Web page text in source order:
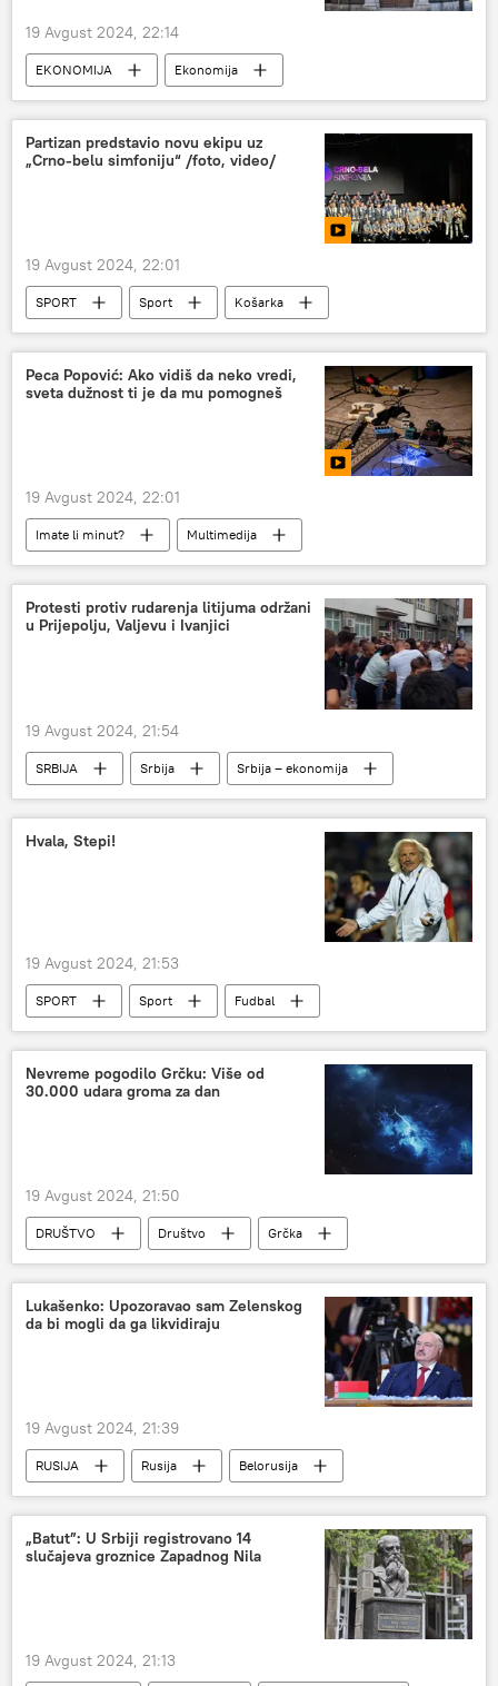
19 Avgust 2024, 22:14
EKONOMIJA
Ekonomija
Srbija – ekonomija
Partizan predstavio novu ekipu uz
„Crno-belu simfoniju“ /foto, video/
19 Avgust 2024, 22:01
SPORT Sport
Košarka
KK Partizan
Peca Popović: Ako vidiš da neko vredi,
sveta dužnost ti je da mu pomogneš
19 Avgust 2024, 22:01
Imate li minut? Multimedija
Protesti protiv rudarenja litijuma održani
u Prijepolju, Valjevu i Ivanjici
19 Avgust 2024, 21:54
SRBIJA Srbija Srbija – ekonomija
Hvala, Stepi!
19 Avgust 2024, 21:53
SPORT Sport
Fudbal
Dragoslav Stepanović
Nevreme pogodilo Grčku: Više od
30.000 udara groma za dan
19 Avgust 2024, 21:50
DRUŠTVO Društvo
Grčka
Nevreme
Lukašenko: Upozoravao sam Zelenskog
da bi mogli da ga likvidiraju
19 Avgust 2024, 21:39
RUSIJA Rusija
Belorusija
Aleksandar Lukašenko
Ukrajina
Vladimir Zelenski
„Batut”: U Srbiji registrovano 14
slučajeva groznice Zapadnog Nila
19 Avgust 2024, 21:13